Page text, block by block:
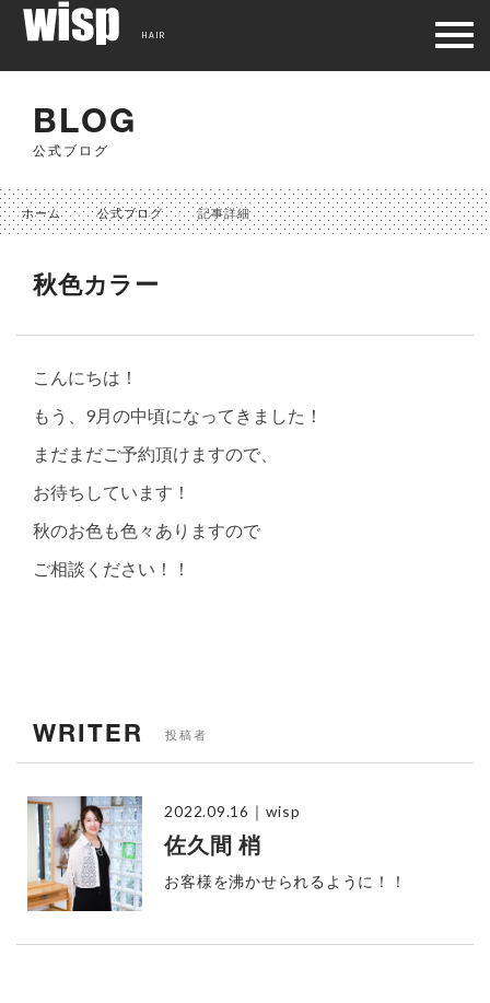
BLOG
公式ブログ
ホーム 公式ブログ 記事詳細
秋色カラー
こんにちは！
もう、9月の中頃になってきました！
まだまだご予約頂けますので、
お待ちしています！
秋のお色も色々ありますので
ご相談ください！！
WRITER 投稿者
2022.09.16 ｜wisp
佐久間 梢
お客様を沸かせられるように！！
HAIR